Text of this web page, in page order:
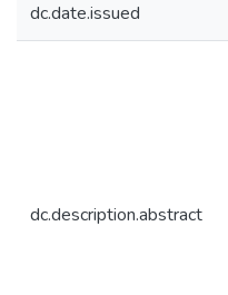
dc.date.issued
dc.description.abstract